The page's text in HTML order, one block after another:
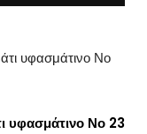
υφασμάτινο Νο 23